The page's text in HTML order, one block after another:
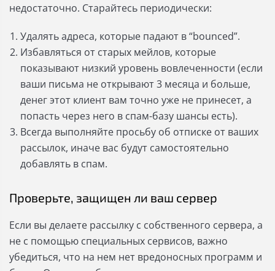
недостаточно. Старайтесь периодически:
Удалять адреса, которые падают в “bounced”.
Избавляться от старых мейлов, которые
показывают низкий уровень вовлеченности (если
ваши письма не открывают 3 месяца и больше,
денег этот клиент вам точно уже не принесет, а
попасть через него в спам-базу шансы есть).
Всегда выполняйте просьбу об отписке от ваших
рассылок, иначе вас будут самостоятельно
добавлять в спам.
Проверьте, защищен ли ваш сервер
Если вы делаете рассылку с собственного сервера, а
не с помощью специальных сервисов, важно
убедиться, что на нем нет вредоносных программ и